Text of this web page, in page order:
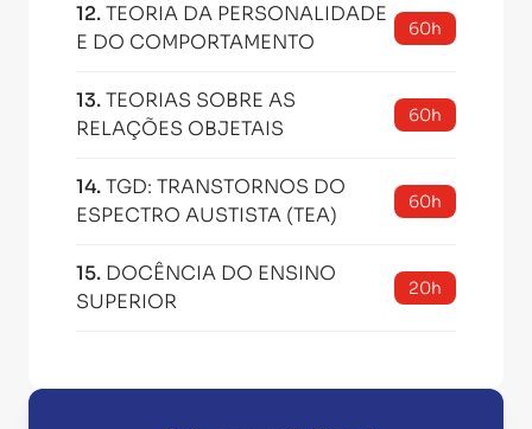
12.TEORIA DA PERSONALIDADE
E DO COMPORTAMENTO
60h
13.TEORIAS SOBRE AS
RELAÇÕES OBJETAIS
60h
14.TGD: TRANSTORNOS DO
ESPECTRO AUSTISTA (TEA)
60h
15. DOCÊNCIA DO ENSINO
SUPERIOR
20h